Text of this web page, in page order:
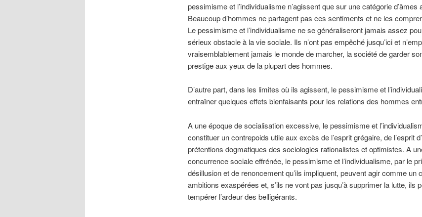
pessimisme et l’individualisme n’agissent que sur une catégorie d’âmes
Beaucoup d’hommes ne partagent pas ces sentiments et ne les
Le pessimisme et l’individualisme ne se généraliseront jamais assez
sérieux obstacle à la vie sociale. Ils n’ont pas empêché jusqu’ici et
vraisemblablement jamais le monde de marcher, la société de garder
prestige aux yeux de la plupart des hommes.
D’autre part, dans les limites où ils agissent, le pessimisme et
entraîner quelques effets bienfaisants pour les relations des hommes
A une époque de socialisation excessive, le pessimisme et
constituer un contrepoids utile aux excès de l’esprit grégaire, de l’esprit
prétentions dogmatiques des sociologies rationalistes et optimistes. A
concurrence sociale effrénée, le pessimisme et l’individualisme, par le
désillusion et de renoncement qu’ils impliquent, peuvent agir comme un
ambitions exaspérées et, s’ils ne vont pas jusqu’à supprimer la lutte, ils
tempérer l’ardeur des belligérants.